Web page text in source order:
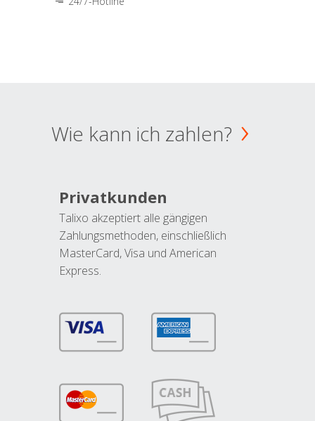
Wie kann ich zahlen?
Privatkunden
Talixo akzeptiert alle gängigen
Zahlungsmethoden, einschließlich
MasterCard, Visa und American
Express.